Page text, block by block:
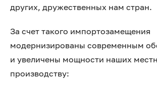
других, дружественных нам стран.
За счет такого импортозамещения
модернизированы современным
и увеличены мощности наших
производству: